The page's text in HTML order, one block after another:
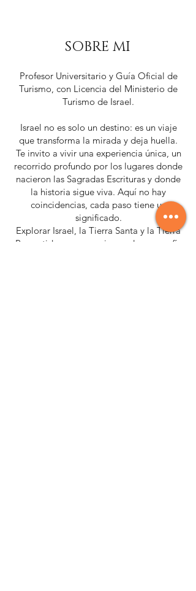
SOBRE MI
Profesor Universitario y Guía Oficial de
Turismo, con Licencia del Ministerio de
Turismo de Israel.
Israel no es solo un destino: es un viaje
que transforma la mirada y deja huella.
Te invito a vivir una experiencia única, un
recorrido profundo por los lugares donde
nacieron las Sagradas Escrituras y donde
la historia sigue viva. Aquí no hay
coincidencias, cada paso tiene un
significado.
Explorar Israel, la Tierra Santa y la Tierra
Prometida, es sumergirse en la geografía